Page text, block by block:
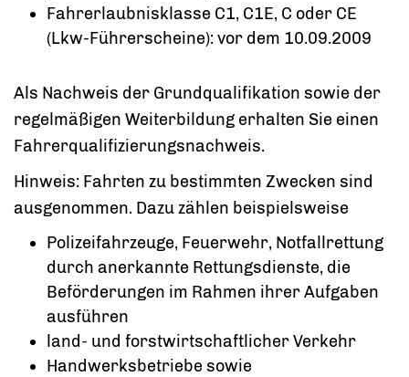
Fahrerlaubnisklasse C1, C1E, C oder CE
(Lkw-Führerscheine): vor dem 10.09.2009
Als Nachweis der Grundqualifikation sowie der
regelmäßigen Weiterbildung erhalten Sie einen
Fahrerqualifizierungsnachweis.
Hinweis: Fahrten zu bestimmten Zwecken sind
ausgenommen. Dazu zählen beispielsweise
Polizeifahrzeuge, Feuerwehr, Notfallrettung
durch anerkannte Rettungsdienste, die
Beförderungen im Rahmen ihrer Aufgaben
ausführen
land- und forstwirtschaftlicher Verkehr
Handwerksbetriebe sowie